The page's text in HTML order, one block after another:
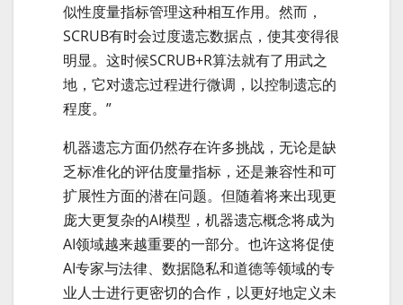
似性度量指标管理这种相互作用。然而，
SCRUB有时会过度遗忘数据点，使其变得很
明显。这时候SCRUB+R算法就有了用武之
地，它对遗忘过程进行微调，以控制遗忘的
程度。”
机器遗忘方面仍然存在许多挑战，无论是缺
乏标准化的评估度量指标，还是兼容性和可
扩展性方面的潜在问题。但随着将来出现更
庞大更复杂的AI模型，机器遗忘概念将成为
AI领域越来越重要的一部分。也许这将促使
AI专家与法律、数据隐私和道德等领域的专
业人士进行更密切的合作，以更好地定义未